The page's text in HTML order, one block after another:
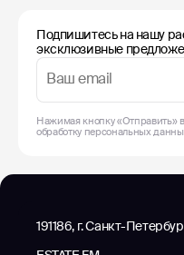
Подпишитесь на нашу
эксклюзивные
Нажимая кнопку «Отправить»
обработку персональных
191186, г. Санкт-